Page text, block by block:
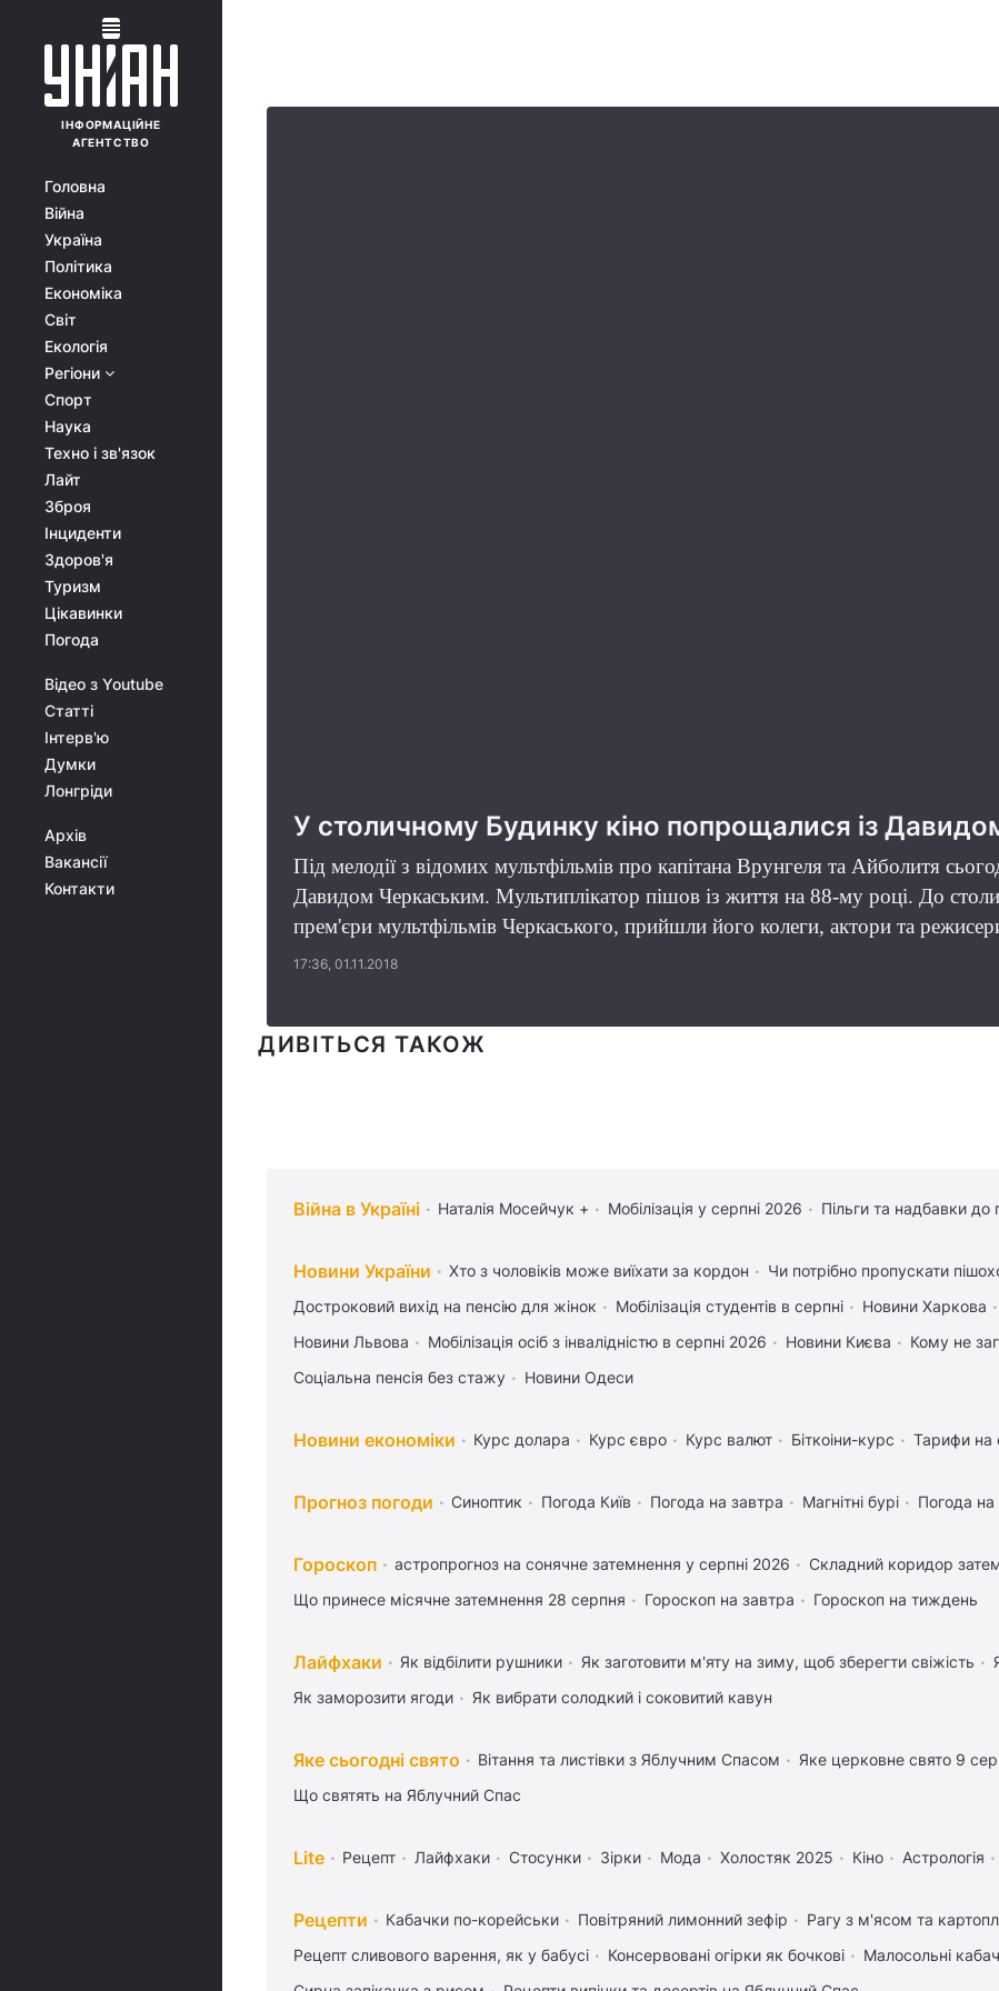
ІНФОРМАЦІЙНЕ
АГЕНТСТВО
Головна
Війна
Україна
Політика
Економіка
Світ
Екологія
Регіони
Спорт
Наука
Техно і зв'язок
Лайт
Зброя
Інциденти
Здоров'я
Туризм
Цікавинки
Погода
Відео з Youtube
Статті
Інтерв'ю
Думки
Лонгріди
Архів
Вакансії
Контакти
У столичному Будинку кіно попрощалися із
Під мелодії з відомих мультфільмів про капітана Врунгеля та Айболитя
Давидом Черкаським. Мультиплікатор пішов із життя на 88-му році. До
прем'єри мультфільмів Черкаського, прийшли його колеги, актори та
17:36, 01.11.2018
ДИВІТЬСЯ ТАКОЖ
Війна в Україні Наталія Мосейчук + Мобілізація у серпні 2026 Пільги та надбавки до
Новини України Хто з чоловіків може виїхати за кордон Чи потрібно пропускати
Достроковий вихід на пенсію для жінок
Мобілізація студентів в серпні Новини Харкова
Новини Львова
Мобілізація осіб з інвалідністю в серпні 2026 Новини Києва
Кому не
Соціальна пенсія без стажу
Новини Одеси
Новини економіки Курс долара Курс євро Курс валют Біткоіни-курс Тарифи на
Прогноз погоди Синоптик Погода Київ Погода на завтра Магнітні бурі Погода
Гороскоп астропрогноз на сонячне затемнення у серпні 2026 Складний коридор
Що принесе місячне затемнення 28 серпня
Гороскоп на завтра Гороскоп на тиждень
Лайфхаки Як відбілити рушники Як заготовити м'яту на зиму, щоб зберегти свіжість
Як заморозити ягоди
Як вибрати солодкий і соковитий кавун
Яке сьогодні свято Вітання та листівки з Яблучним Спасом Яке церковне свято 9
Що святять на Яблучний Спас
Lite Рецепт Лайфхаки Стосунки Зірки Мода Холостяк 2025 Кіно Астрологія
Рецепти Кабачки по-корейськи Повітряний лимонний зефір Рагу з м'ясом та
Рецепт сливового варення, як у бабусі
Консервовані огірки як бочкові Малосольні